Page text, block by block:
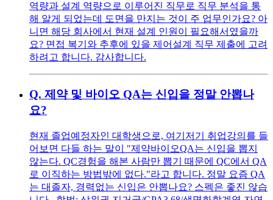
역량과 설계 역량으로 이루어진 직무로 직무 분석을 통
해 알게 되었는데 도면을 만지는 것이 주 업무인가요? 아
니면 해당 회사에서 현재 설계 인원이 필요해서였을까
요? 면접 복기와 추후에 있을 제어설계 직무 제출에 고려
하려고 합니다. 감사합니다.
Q. 제약 및 바이오 QA는 신입을 정말 안뽑나
요?
현재 졸업예정자인 대학생으로, 여기저기 취업강의를 들
어보면 다들 하는 말이 "제약바이오QA는 신입을 뽑지
않는다. QC경험을 해본 사람만 뽑기 때문에 QC에서 QA
로 이직하는 방법밖에 없다."라고 합니다. 정말 요즘 QA
는 대졸자, 경력없는 신입은 안뽑나요? 스펙은 좋진 않습